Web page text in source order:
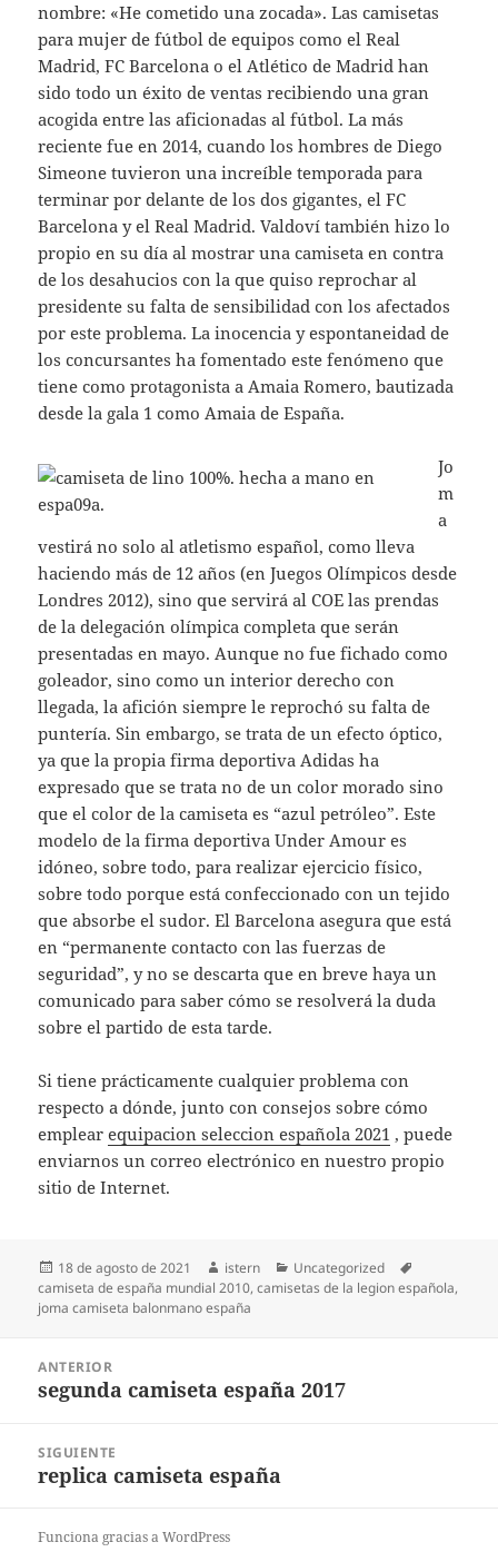
nombre: «He cometido una zocada». Las camisetas
para mujer de fútbol de equipos como el Real
Madrid, FC Barcelona o el Atlético de Madrid han
sido todo un éxito de ventas recibiendo una gran
acogida entre las aficionadas al fútbol. La más
reciente fue en 2014, cuando los hombres de Diego
Simeone tuvieron una increíble temporada para
terminar por delante de los dos gigantes, el FC
Barcelona y el Real Madrid. Valdoví también hizo lo
propio en su día al mostrar una camiseta en contra
de los desahucios con la que quiso reprochar al
presidente su falta de sensibilidad con los afectados
por este problema. La inocencia y espontaneidad de
los concursantes ha fomentado este fenómeno que
tiene como protagonista a Amaia Romero, bautizada
desde la gala 1 como Amaia de España.
Jo
m
a
vestirá no solo al atletismo español, como lleva
haciendo más de 12 años (en Juegos Olímpicos desde
Londres 2012), sino que servirá al COE las prendas
de la delegación olímpica completa que serán
presentadas en mayo. Aunque no fue fichado como
goleador, sino como un interior derecho con
llegada, la afición siempre le reprochó su falta de
puntería. Sin embargo, se trata de un efecto óptico,
ya que la propia firma deportiva Adidas ha
expresado que se trata no de un color morado sino
que el color de la camiseta es “azul petróleo”. Este
modelo de la firma deportiva Under Amour es
idóneo, sobre todo, para realizar ejercicio físico,
sobre todo porque está confeccionado con un tejido
que absorbe el sudor. El Barcelona asegura que está
en “permanente contacto con las fuerzas de
seguridad”, y no se descarta que en breve haya un
comunicado para saber cómo se resolverá la duda
sobre el partido de esta tarde.
Si tiene prácticamente cualquier problema con
respecto a dónde, junto con consejos sobre cómo
emplearequipacion seleccion española 2021 , puede
enviarnos un correo electrónico en nuestro propio
sitio de Internet.
Publicado
el
18 de agosto de 2021 Autor
istern Categorías
Uncategorized
camiseta de españa mundial 2010,camisetas de la legion española,
joma camiseta balonmano españa
entradas
ANTERIOR
Entrada
segunda camiseta españa 2017
SIGUIENTE
Entrada
replica camiseta españa
Funciona gracias a WordPress